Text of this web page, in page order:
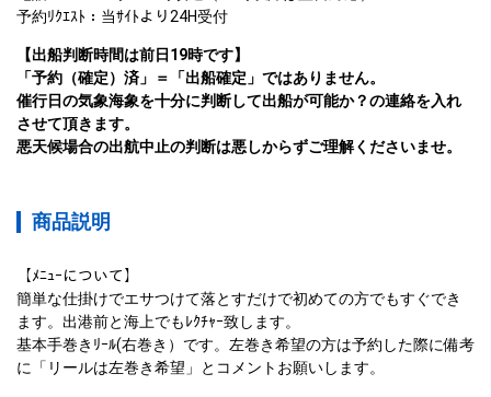
予約ﾘｸｴｽﾄ：当ｻｲﾄより24H受付
【出船判断時間は前日19時です】
「予約（確定）済」＝「出船確定」ではありません。
催行日の気象海象を十分に判断して出船が可能か？の連絡を入れ
させて頂きます。
悪天候場合の出航中止の判断は悪しからずご理解くださいませ。
商品説明
【ﾒﾆｭｰについて】
簡単な仕掛けでエサつけて落とすだけで初めての方でもすぐでき
ます。出港前と海上でもﾚｸﾁｬｰ致します。
基本手巻きﾘｰﾙ(右巻き）です。左巻き希望の方は予約した際に備考
に「リールは左巻き希望」とコメントお願いします。